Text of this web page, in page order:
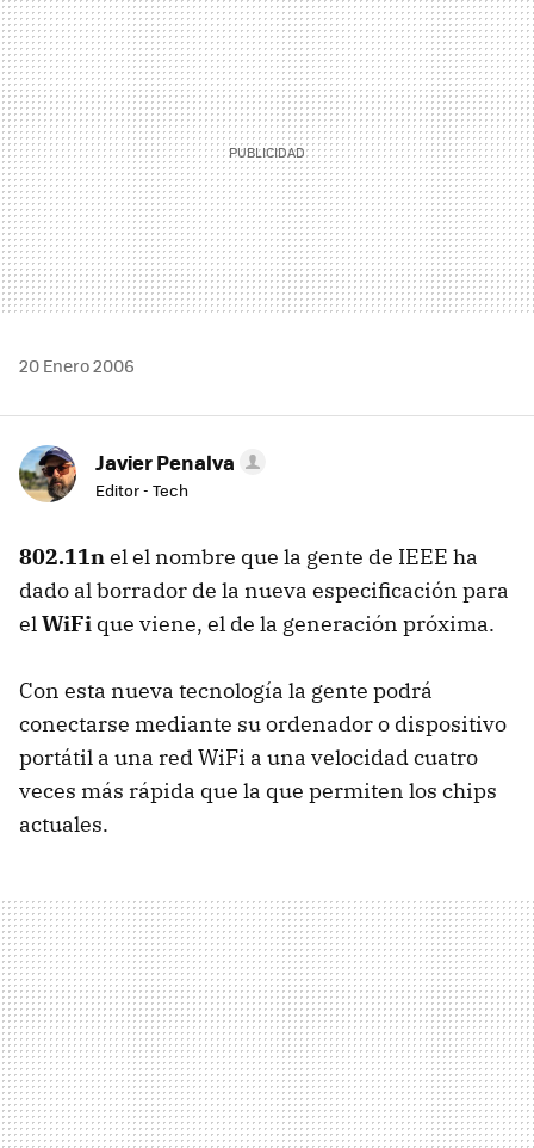
MAIL
20 Enero 2006
Javier Penalva
Editor - Tech
802.11nel el nombre que la gente de IEEE ha
dado al borrador de la nueva especificación para
elWiFi que viene, el de la generación próxima.
Con esta nueva tecnología la gente podrá
conectarse mediante su ordenador o dispositivo
portátil a una red WiFi a una velocidad cuatro
veces más rápida que la que permiten los chips
actuales.